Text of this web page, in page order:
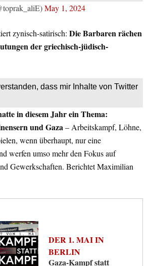
May 1, 2024
zynisch-satirisch: Die Barbaren rächen
der griechisch-jüdisch-
dass mir Inhalte von Twitter
in diesem Jahr ein Thema:
und Gaza– Arbeitskampf, Löhne,
wenn überhaupt, nur eine
werfen umso mehr den Fokus auf
Gewerkschaften. Berichtet Maximilian
DER 1. MAI IN
BERLIN
Gaza-Kampf statt